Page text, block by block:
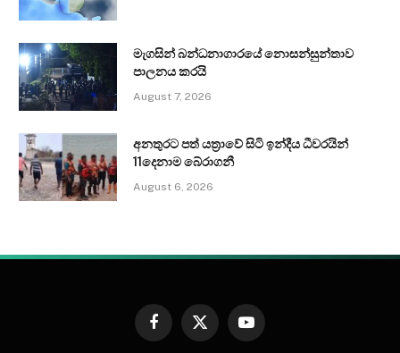
මැගසින් බන්ධනාගාරයේ නොසන්සුන්තාව
පාලනය කරයි
August 7, 2026
අනතුරට පත් යත්‍රාවේ සිටි ඉන්දීය ධීවරයින්
11දෙනාම බේරාගනී
August 6, 2026
Facebook
X
YouTube